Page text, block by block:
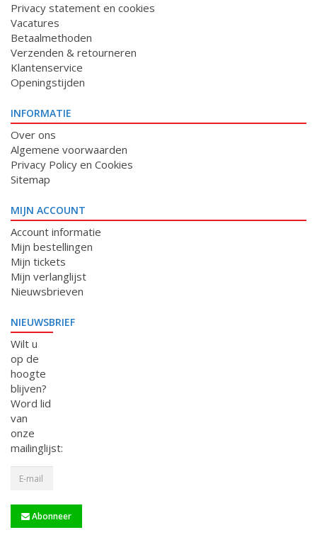
Privacy statement en cookies
Vacatures
Betaalmethoden
Verzenden & retourneren
Klantenservice
Openingstijden
INFORMATIE
Over ons
Algemene voorwaarden
Privacy Policy en Cookies
Sitemap
MIJN ACCOUNT
Account informatie
Mijn bestellingen
Mijn tickets
Mijn verlanglijst
Nieuwsbrieven
NIEUWSBRIEF
Wilt u
op de
hoogte
blijven?
Word lid
van
onze
mailinglijst:
Abonneer